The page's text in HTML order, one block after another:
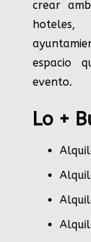
crear
espacio
evento.
Lo +